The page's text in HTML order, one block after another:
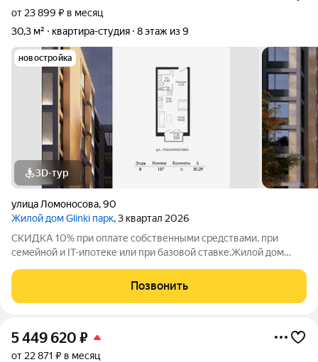
от 23 899 ₽ в месяц
30,3 м²
квартира-студия 8 этаж из 9
новостройка
3D-тур
улица Ломоносова,90
Жилой дом Glinki парк, 3 квартал 2026
СКИДКА 10% при оплате собственными средствами, при
семейной и IT-ипотеке или при базовой ставке.Жилой дом
комфортной жизни в окружении зелени вокруг несколько
крупных парков и садов. Это 9-этажный
Позвонить
5 449 620 ₽
от 22 871 ₽ в месяц